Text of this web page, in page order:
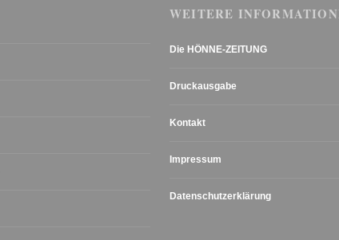
WEITERE
Die HÖNNE-ZEITUNG
Druckausgabe
Kontakt
Impressum
Datenschutzerklärung